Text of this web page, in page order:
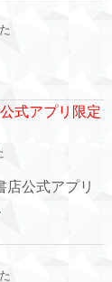
式アプリ限定
公式アプリ